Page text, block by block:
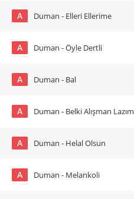
A Duman - Elleri Ellerime
A Duman - Öyle Dertli
A Duman - Bal
A Duman - Belki Alışman Lazım
A Duman - Helal Olsun
A Duman - Melankoli